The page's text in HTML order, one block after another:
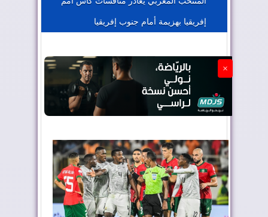
الجزائر تستسلم لفرنسا
إفريقيا بهزيمة أمام جنوب إفريقيا
×